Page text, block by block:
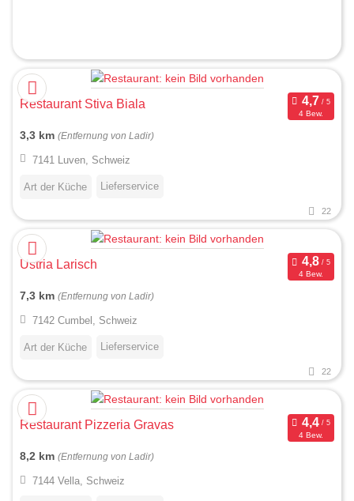
Restaurant Stiva Biala
4 Bew.
3,3 km (Entfernung von Ladir)
7141 Luven, Schweiz
Art der Küche Lieferservice
22
Ustria Larisch
4 Bew.
7,3 km (Entfernung von Ladir)
7142 Cumbel, Schweiz
Art der Küche Lieferservice
22
Restaurant Pizzeria Gravas
4 Bew.
8,2 km (Entfernung von Ladir)
7144 Vella, Schweiz